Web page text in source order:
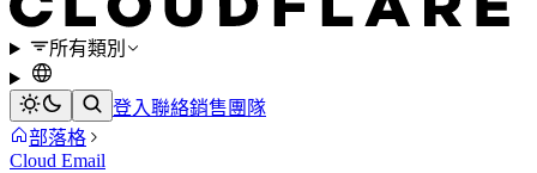
所有類別
登入聯絡銷售團隊
部落格
Cloud Email